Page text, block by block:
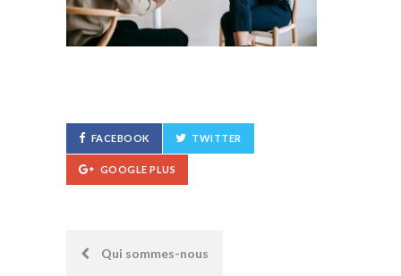
FACEBOOK TWITTER
GOOGLE PLUS
PostQui sommes-nous